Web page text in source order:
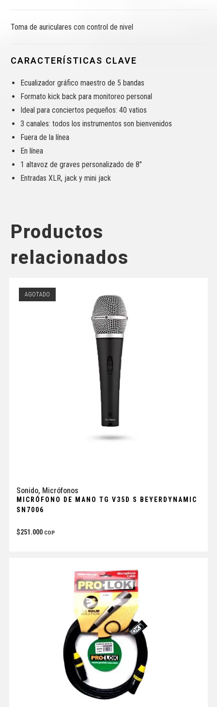
Toma de auriculares con control de nivel
CARACTERÍSTICAS CLAVE
Ecualizador gráfico maestro de 5 bandas
Formato kick back para monitoreo personal
Ideal para conciertos pequeños: 40 vatios
3 canales: todos los instrumentos son bienvenidos
Fuera de la línea
En línea
1 altavoz de graves personalizado de 8″
Entradas XLR, jack y mini jack
Productos
relacionados
AGOTADO
Sonido, Micrófonos
MICRÓFONO DE MANO TG V35D S BEYERDYNAMIC
SN7006
$251.000 COP